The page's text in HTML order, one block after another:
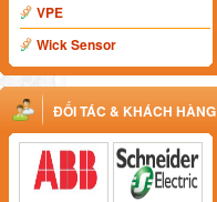
VPE
Wick Sensor
ĐỐI TÁC & KHÁCH HÀNG